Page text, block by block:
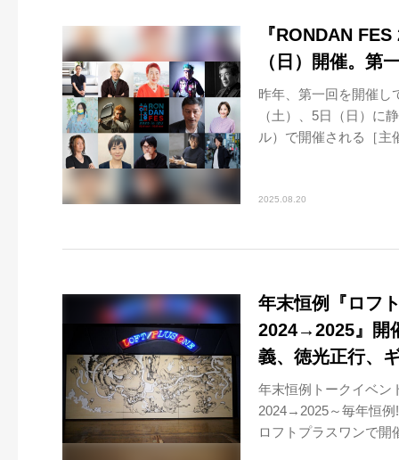
『RONDAN
（日）開催。第
昨年、第一回を開催し
（土）、5日（日）に
ル）で開催される［主
2025.08.20
年末恒例『ロフ
2024→2025』開
義、徳光正行、
年末恒例トークイベン
2024→2025～毎年恒例
ロフトプラスワンで開